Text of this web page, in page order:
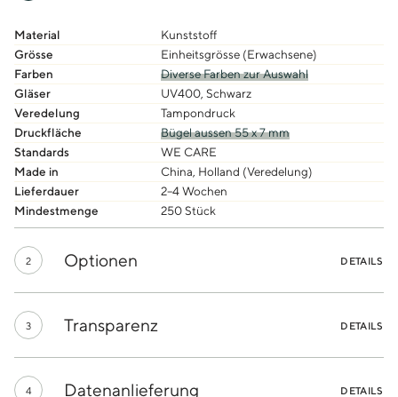
Material
Kunststoff
Grösse
Einheitsgrösse (Erwachsene)
Farben
Diverse Farben zur Auswahl
Gläser
UV400, Schwarz
Veredelung
Tampondruck
Druckfläche
Bügel aussen 55 x 7 mm
Standards
WE CARE
Made in
China, Holland (Veredelung)
Lieferdauer
2–4 Wochen
Mindestmenge
250 Stück
2 Optionen DETAILS
3 Transparenz DETAILS
4 Datenanlieferung DETAILS